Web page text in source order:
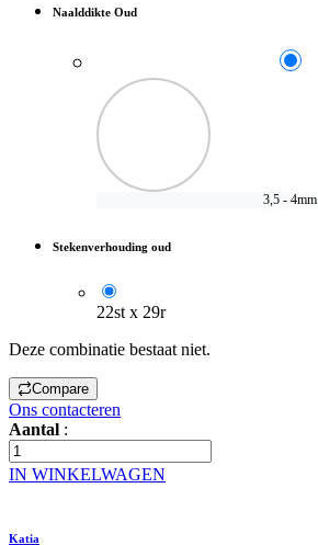
Naalddikte Oud
3,5 - 4mm
Stekenverhouding oud
22st x 29r
Deze combinatie bestaat niet.
Compare
Ons contacteren
Aantal :
IN WINKELWAGEN
Katia